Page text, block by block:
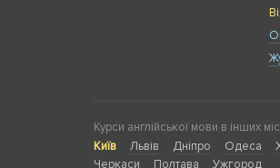
Курси англійської мови в інших
Київ
Львів Дніпро Одеса
Черкаси
Полтава Ужгород